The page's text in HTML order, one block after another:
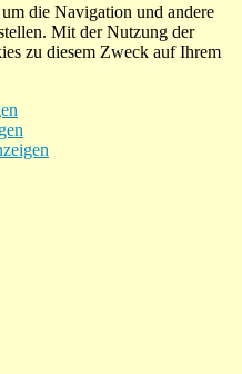
die Navigation und andere
Mit der Nutzung der
zu diesem Zweck auf Ihrem